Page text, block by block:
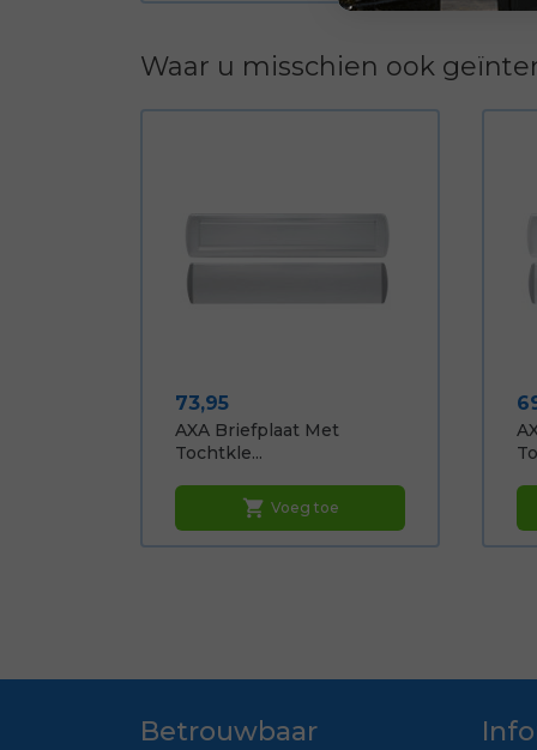
Waar u misschien ook
Prijs
73,95
AXA Briefplaat Met
Tochtkle...
shopping_cart Voeg toe
Betrouwbaar